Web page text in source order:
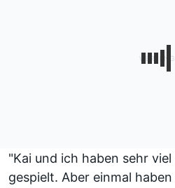
"Kai und ich haben sehr
gespielt. Aber einmal